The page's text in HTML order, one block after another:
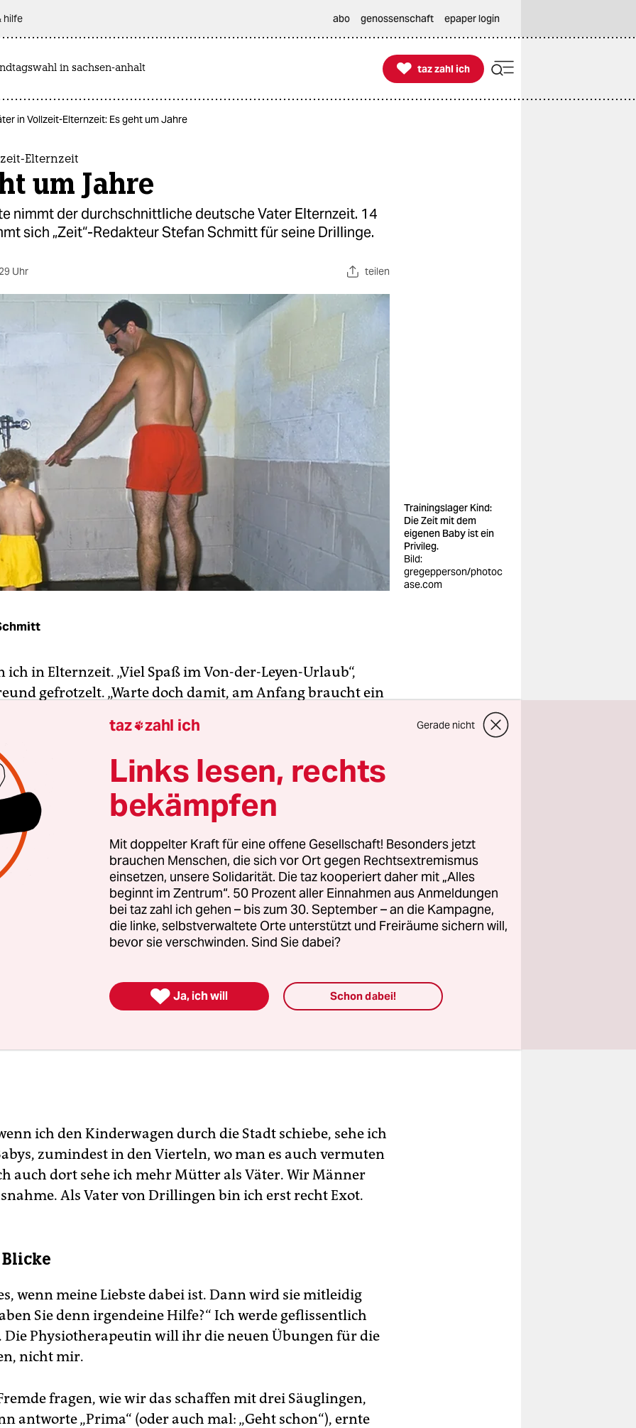
hilfe abo genossenschaft epaper login
in sachsen-anhalt 
taz zahl ich
taz zahl ich
in Vollzeit-Elternzeit: Es geht um Jahre
Elternzeit
um Jahre
nimmt der durchschnittliche deutsche Vater Elternzeit. 14
sich „Zeit“-Redakteur Stefan Schmitt für seine Drillinge.
Uhr teilen
Trainingslager Kind:
Die Zeit mit dem
eigenen Baby ist ein
Privileg.
Bild:
gregepperson/photoc
ase.com
ich in Elternzeit. „Viel Spaß im Von-der-Leyen-Urlaub“,
gefrotzelt. „Warte doch damit, am Anfang braucht ein
fragte meine Oma.
steckt voller Projektionen. Es ist politisch. Es geht nicht nur
Monate Auszeit, sondern sozusagen um das Gegenstück
nach Frauenquoten. Es geht darum, ob Eltern sich die
fair teilen.
ich den Kinderwagen durch die Stadt schiebe, sehe ich
zumindest in den Vierteln, wo man es auch vermuten
auch dort sehe ich mehr Mütter als Väter. Wir Männer
Als Vater von Drillingen bin ich erst recht Exot.
wenn meine Liebste dabei ist. Dann wird sie mitleidig
Sie denn irgendeine Hilfe?“ Ich werde geflissentlich
Die Physiotherapeutin will ihr die neuen Übungen für die
nicht mir.
fragen, wie wir das schaffen mit drei Säuglingen,
antworte „Prima“ (oder auch mal: „Geht schon“), ernte
taz zahl ich Gerade nicht
Links lesen, rechts
bekämpfen
Mit doppelter Kraft für eine offene Gesellschaft! Besonders jetzt
brauchen Menschen, die sich vor Ort gegen Rechtsextremismus
einsetzen, unsere Solidarität. Die taz kooperiert daher mit „Alles
beginnt im Zentrum“. 50 Prozent aller Einnahmen aus Anmeldungen
bei taz zahl ich gehen – bis zum 30. September – an die Kampagne,
die linke, selbstverwaltete Orte unterstützt und Freiräume sichern will,
bevor sie verschwinden. Sind Sie dabei?
 Ja, ich will Schon dabei!